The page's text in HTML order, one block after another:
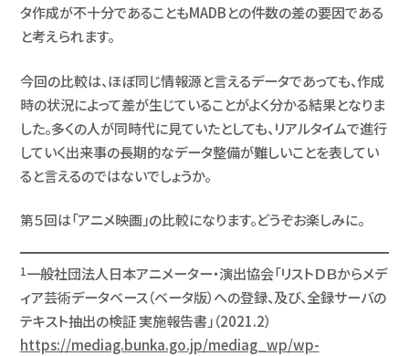
タ作成が不十分であることもMADBとの件数の差の要因である
と考えられます。
今回の比較は、ほぼ同じ情報源と言えるデータであっても、作成
時の状況によって差が生じていることがよく分かる結果となりま
した。多くの人が同時代に見ていたとしても、リアルタイムで進行
していく出来事の長期的なデータ整備が難しいことを表してい
ると言えるのではないでしょうか。
第５回は「アニメ映画」の比較になります。どうぞお楽しみに。
1一般社団法人日本アニメーター・演出協会「リストＤＢからメデ
ィア芸術データベース（ベータ版）への登録、及び、全録サーバの
テキスト抽出の検証 実施報告書」（2021.2）
https://mediag.bunka.go.jp/mediag_wp/wp-